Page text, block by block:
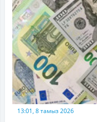
13:01, 8 тамыз 2026